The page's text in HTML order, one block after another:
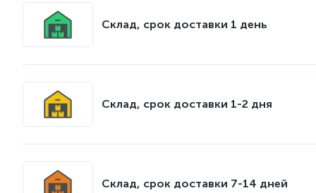
Склад, срок доставки 1 день
Склад, срок доставки 1-2 дня
Склад, срок доставки 7-14 дней